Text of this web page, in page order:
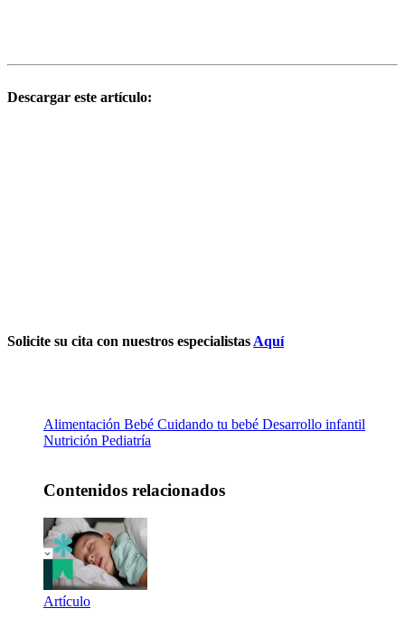
Descargar este artículo:
Solicite su cita con nuestros especialistas Aquí
Alimentación Bebé Cuidando tu bebé Desarrollo infantil
Nutrición Pediatría
Contenidos relacionados
Artículo